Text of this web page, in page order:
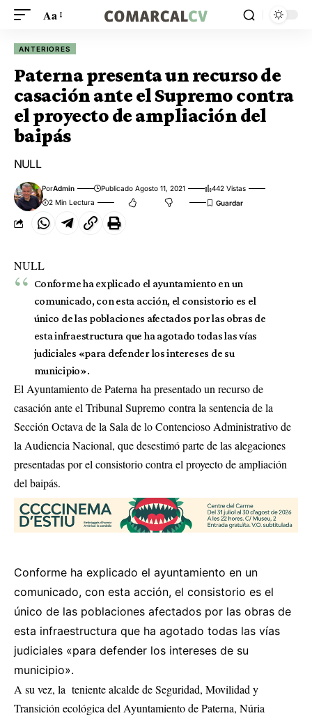
Aa
ANTERIORES
Paterna presenta un recurso de
casación ante el Supremo contra
el proyecto de ampliación del
baipás
NULL
PorAdmin Publicado Agosto 11, 2021
442 Vistas
2 Min Lectura
NULL
Conforme ha explicado el ayuntamiento en un
comunicado, con esta acción, el consistorio es el
único de las poblaciones afectados por las obras de
esta infraestructura que ha agotado todas las vías
judiciales «para defender los intereses de su
municipio».
El Ayuntamiento de Paterna ha presentado un recurso de
casación ante el Tribunal Supremo contra la sentencia de la
Sección Octava de la Sala de lo Contencioso Administrativo de
la Audiencia Nacional, que desestimó parte de las alegaciones
presentadas por el consistorio contra el proyecto de ampliación
del baipás.
Conforme ha explicado el ayuntamiento en un
comunicado, con esta acción, el consistorio es el
único de las poblaciones afectados por las obras de
esta infraestructura que ha agotado todas las vías
judiciales «para defender los intereses de su
municipio».
A su vez, la teniente alcalde de Seguridad, Movilidad y
Transición ecológica del Ayuntamiento de Paterna, Núria